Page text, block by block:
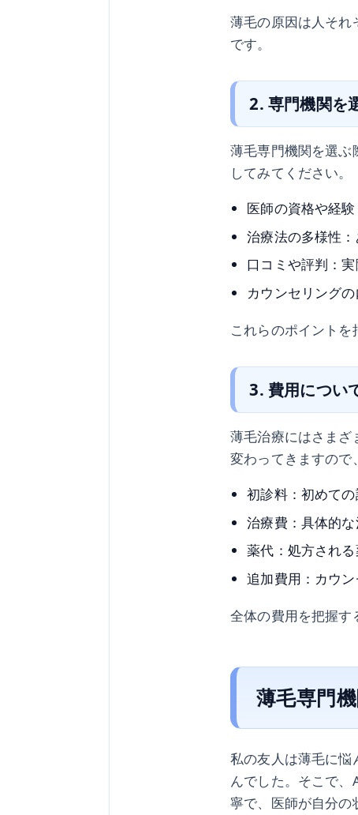
薄毛の原因は人それ
です。
2. 専門機関を
薄毛専門機関を選ぶ
してみてください。
医師の資格や経
治療法の多様性
口コミや評判：
カウンセリング
これらのポイントを
3. 費用につい
薄毛治療にはさまざ
変わってきますので
初診料：初めての
治療費：具体的な
薬代：処方される
追加費用：カウ
全体の費用を把握す
薄毛専門
私の友人は薄毛に悩
んでした。そこで
寧で、医師が自分の